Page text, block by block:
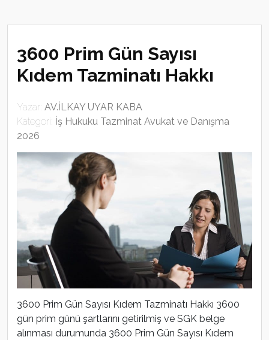
3600 Prim Gün Sayısı
Kıdem Tazminatı Hakkı
Yazar: AV.İLKAY UYAR KABA
Kategori: İş Hukuku Tazminat Avukat ve Danışma
2026
3600 Prim Gün Sayısı Kıdem Tazminatı Hakkı 3600
gün prim günü şartlarını getirilmiş ve SGK belge
alınması durumunda 3600 Prim Gün Sayısı Kıdem